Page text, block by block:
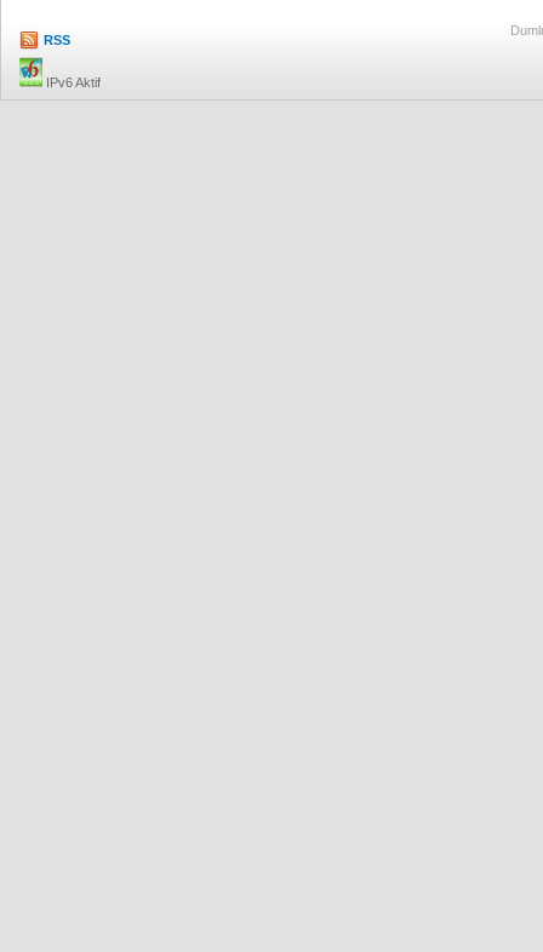
RSS
IPv6 Aktif